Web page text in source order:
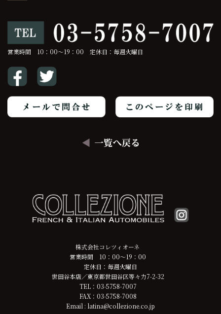
営業時間 10：00～19：00 定休日：毎週火曜日
株式会社コレツィオーネ
営業時間 10：00～19：00
定休日：毎週火曜日
世田谷本店／東京都世田谷区等々力7-2-32
TEL：03-5758-7007
FAX：03-5758-7008
Email : latina@collezione.co.jp